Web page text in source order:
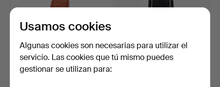
Usamos cookies
Algunas cookies son necesarias para utilizar el
servicio. Las cookies que tú mismo puedes
gestionar se utilizan para: